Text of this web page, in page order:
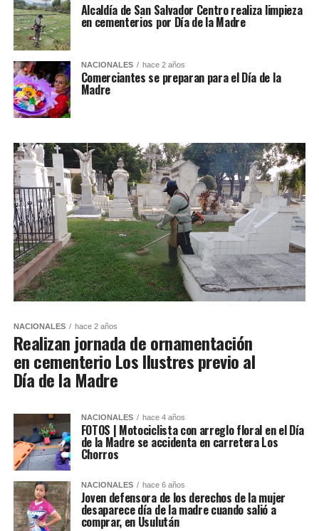
Alcaldía de San Salvador Centro realiza limpieza
en cementerios por Día de la Madre
NACIONALES hace 2 años
Comerciantes se preparan para el Día de la
Madre
NACIONALES hace 2 años
Realizan jornada de ornamentación
en cementerio Los Ilustres previo al
Día de la Madre
NACIONALES hace 4 años
FOTOS | Motociclista con arreglo floral en el Día
de la Madre se accidenta en carretera Los
Chorros
NACIONALES hace 6 años
Joven defensora de los derechos de la mujer
desaparece día de la madre cuando salió a
comprar, en Usulután